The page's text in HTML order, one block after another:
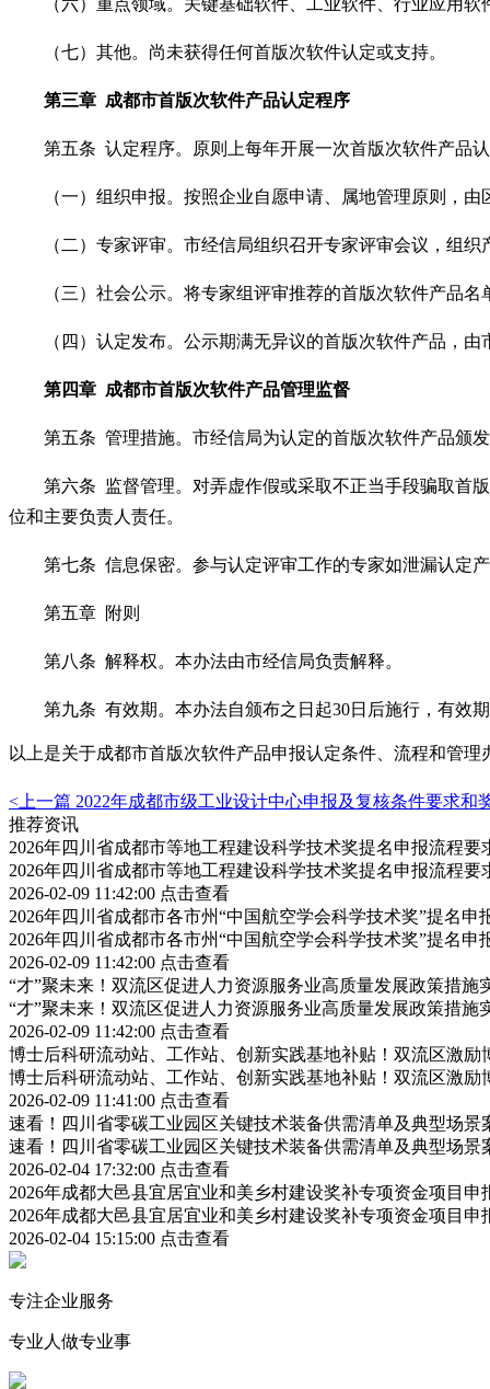
（七）其他。尚未获得任何首版次软件认定或支持。
第三章 成都市首版次软件产品认定程序
第五条 认定程序。原则上每年开展一次首版次软件产品
（一）组织申报。按照企业自愿申请、属地管理原则，由
（二）专家评审。市经信局组织召开专家评审会议，组织
（三）社会公示。将专家组评审推荐的首版次软件产品名
（四）认定发布。公示期满无异议的首版次软件产品，由
第四章 成都市首版次软件产品管理监督
第五条 管理措施。市经信局为认定的首版次软件产品颁
第六条 监督管理。对弄虚作假或采取不正当手段骗取首
位和主要负责人责任。
第七条 信息保密。参与认定评审工作的专家如泄漏认定
第五章 附则
第八条 解释权。本办法由市经信局负责解释。
第九条 有效期。本办法自颁布之日起30日后施行，有效
以上是关于成都市首版次软件产品申报认定条件、流程和管理
<上一篇 2022年成都市级工业设计中心申报及复核条件要求和
推荐资讯
2026年四川省成都市等地工程建设科学技术奖提名申报流程
2026年四川省成都市等地工程建设科学技术奖提名申报流程
2026-02-09 11:42:00 点击查看
2026年四川省成都市各市州“中国航空学会科学技术奖”提名申
2026年四川省成都市各市州“中国航空学会科学技术奖”提名申
2026-02-09 11:42:00 点击查看
“才”聚未来！双流区促进人力资源服务业高质量发展政策措施
“才”聚未来！双流区促进人力资源服务业高质量发展政策措施
2026-02-09 11:42:00 点击查看
博士后科研流动站、工作站、创新实践基地补贴！双流区激
博士后科研流动站、工作站、创新实践基地补贴！双流区激
2026-02-09 11:41:00 点击查看
速看！四川省零碳工业园区关键技术装备供需清单及典型场
速看！四川省零碳工业园区关键技术装备供需清单及典型场
2026-02-04 17:32:00 点击查看
2026年成都大邑县宜居宜业和美乡村建设奖补专项资金项目
2026年成都大邑县宜居宜业和美乡村建设奖补专项资金项目
2026-02-04 15:15:00 点击查看
专注企业服务
专业人做专业事